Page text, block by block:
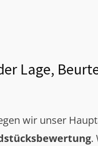
Lage,
wir unser
.